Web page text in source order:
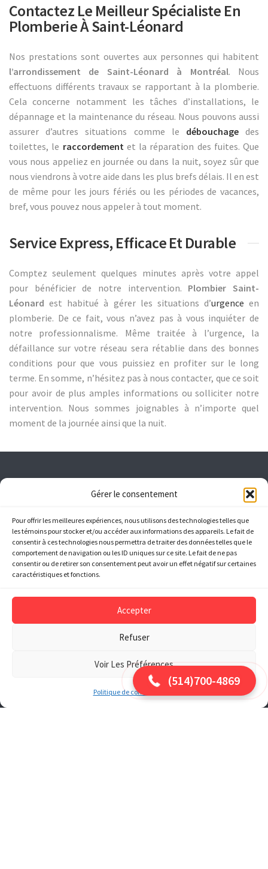
Gérer le consentement
Pour offrir les meilleures expériences, nous utilisons des technologies telles que
les témoins pour stocker et/ou accéder aux informations des appareils. Le fait de
consentir à ces technologies nous permettra de traiter des données telles que le
comportement de navigation ou les ID uniques sur ce site. Le fait de ne pas
consentir ou de retirer son consentement peut avoir un effet négatif sur certaines
caractéristiques et fonctions.
Accepter
Refuser
Voir Les Préférences
Politique de confidentialité
Contactez Le Meilleur Spécialiste En
Plomberie À Saint-Léonard
Nos prestations sont ouvertes aux personnes qui habitent
l’arrondissement de Saint-Léonard à Montréal. Nous
effectuons différents travaux se rapportant à la plomberie.
Cela concerne notamment les tâches d’installations, le
dépannage et la maintenance du réseau. Nous pouvons aussi
assurer d’autres situations comme le débouchagedes
toilettes, le raccordementet la réparation des fuites. Que
vous nous appeliez en journée ou dans la nuit, soyez sûr que
nous viendrons à votre aide dans les plus brefs délais. Il en est
de même pour les jours fériés ou les périodes de vacances,
bref, vous pouvez nous appeler à tout moment.
Service Express, Efficace Et Durable
Comptez seulement quelques minutes après votre appel
pour bénéficier de notre intervention. Plombier Saint-
Léonard est habitué à gérer les situations d’urgence en
plomberie. De ce fait, vous n’avez pas à vous inquiéter de
notre professionnalisme. Même traitée à l’urgence, la
défaillance sur votre réseau sera rétablie dans des bonnes
conditions pour que vous puissiez en profiter sur le long
terme. En somme, n’hésitez pas à nous contacter, que ce soit
pour avoir de plus amples informations ou solliciter notre
intervention. Nous sommes joignables à n’importe quel
moment de la journée ainsi que la nuit.
(514) 700-4869
(514)700-4869